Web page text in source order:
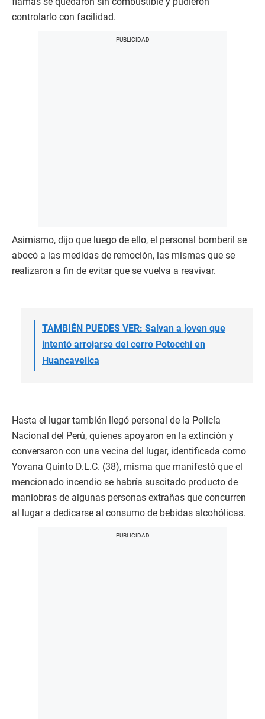
controlarlo con facilidad.
Asimismo, dijo que luego de ello, el personal bomberil se
abocó a las medidas de remoción, las mismas que se
realizaron a fin de evitar que se vuelva a reavivar.
TAMBIÉN PUEDES VER: Salvan a joven que
intentó arrojarse del cerro Potocchi en
Huancavelica
Hasta el lugar también llegó personal de la Policía
Nacional del Perú, quienes apoyaron en la extinción y
conversaron con una vecina del lugar, identificada como
Yovana Quinto D.L.C. (38), misma que manifestó que el
mencionado incendio se habría suscitado producto de
maniobras de algunas personas extrañas que concurren
al lugar a dedicarse al consumo de bebidas alcohólicas.